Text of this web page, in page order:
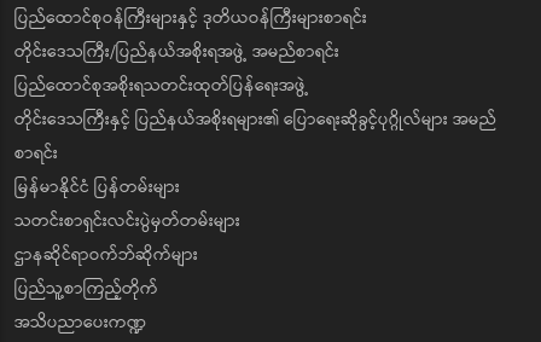
ပြည်ထောင်စုဝန်ကြီးများနှင့် ဒုတိယဝန်ကြီးများစာရင်း
တိုင်းဒေသကြီး/ပြည်နယ်အစိုးရအဖွဲ့ အမည်စာရင်း
ပြည်ထောင်စုအစိုးရသတင်းထုတ်ပြန်ရေးအဖွဲ့
တိုင်းဒေသကြီးနှင့် ပြည်နယ်အစိုးရများ၏ ပြောရေးဆိုခွင့်ပုဂ္ဂိုလ်များ အမည်
စာရင်း
မြန်မာနိုင်ငံ ပြန်တမ်းများ
သတင်းစာရှင်းလင်းပွဲမှတ်တမ်းများ
ဌာနဆိုင်ရာဝက်ဘ်ဆိုက်များ
ပြည်သူ့စာကြည့်တိုက်
အသိပညာပေးကဏ္ဍ